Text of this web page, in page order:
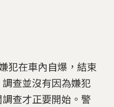
犯在車內自爆，結束
查並沒有因為嫌犯
查才正要開始。警